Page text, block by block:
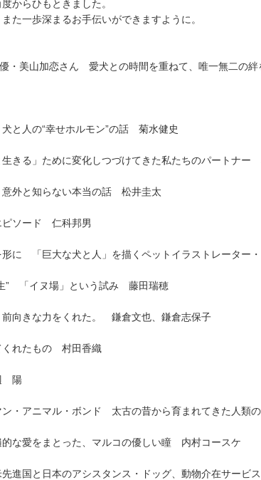
からひもときました。
た一歩深まるお手伝いができますように。
・美山加恋さん 愛犬との時間を重ねて、唯一無二の絆
と人の“幸せホルモン”の話 菊水健史
きる」ために変化しつづけてきた私たちのパートナー
外と知らない本当の話 松井圭太
ピソード 仁科邦男
に 「巨大な犬と人」を描くペットイラストレーター
” 「イヌ場」という試み 藤田瑞穂
向きな力をくれた。 鎌倉文也、鎌倉志保子
くれたもの 村田香織
陽
ン・アニマル・ボンド 太古の昔から育まれてきた人類
な愛をまとった、マルコの優しい瞳 内村コースケ
進国と日本のアシスタンス・ドッグ、動物介在サービ